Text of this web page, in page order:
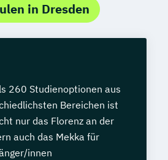
in Dresden
260 Studienoptionen aus
Bereichen ist
nur das Florenz an der
auch das Mekka für
innen